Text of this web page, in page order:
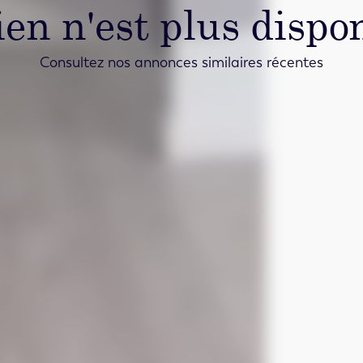
n'est plus
Consultez nos annonces similaires récentes